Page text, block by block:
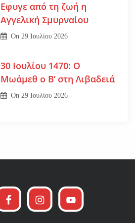
Εφυγε από τη ζωή η
Αγγελική Σμυρναίου
On29 Ιουλίου 2026
30 Ιουλίου 1470: Ο
Μωάμεθ ο Β’ στη Λιβαδειά
On29 Ιουλίου 2026